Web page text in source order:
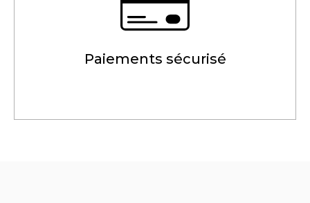
Paiements sécurisé